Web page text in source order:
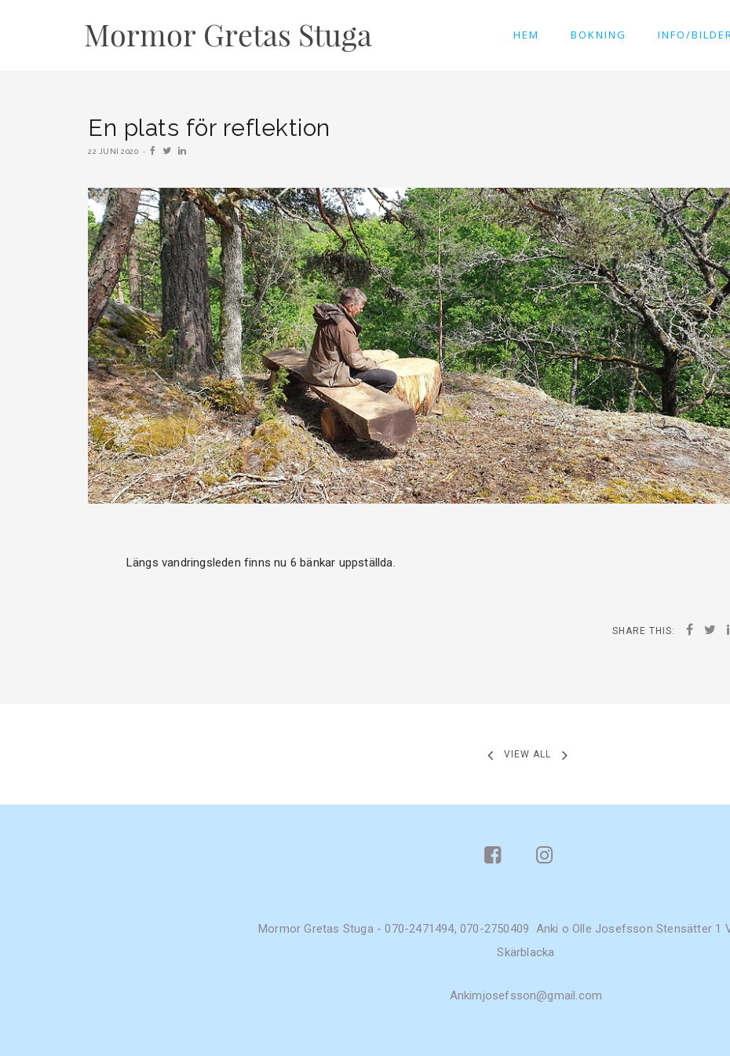
HEM BOKNING INFO/
En plats för reflektion
22 JUNI 2020
Längs vandringsleden finns nu 6 bänkar uppställda.
SHARE THIS:
VIEW ALL
Mormor Gretas Stuga - 070-2471494, 070-2750409 Anki o Olle Josefsson Stensätter 1
Skärblacka
Ankimjosefsson@gmail.com